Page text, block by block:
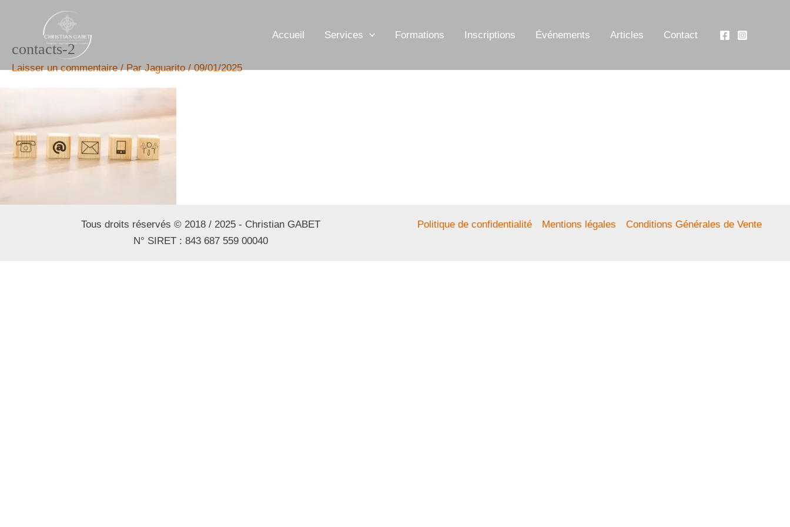
Accueil Services Formations Inscriptions Événements Articles Contact
contacts-2
Laisser un commentaire / ParJaguarito/09/01/2025
Tous droits réservés © 2018 / 2025 - Christian GABET
N° SIRET : 843 687 559 00040
Politique de confidentialité Mentions légales Conditions Générales de Vente